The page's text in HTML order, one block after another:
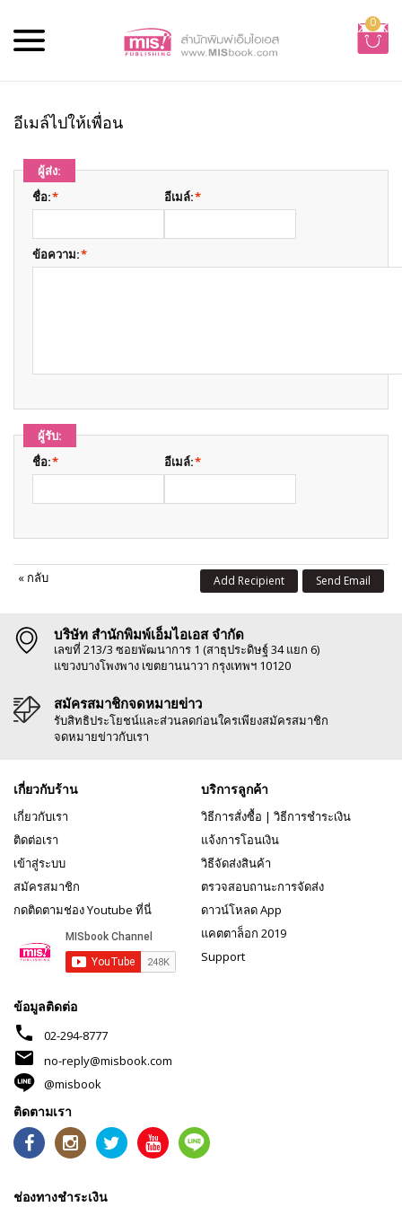
0
อีเมล์ไปให้เพื่อน
ผู้ส่ง:
*
ชื่อ: *
อีเมล์:
*
ข้อความ:
ผู้รับ:
*
ชื่อ: *
อีเมล์:
« กลับ Send Email
Add Recipient
บริษัท สำนักพิมพ์เอ็มไอเอส จำกัด
เลขที่ 213/3 ซอยพัฒนาการ 1 (สาธุประดิษฐ์ 34 แยก 6)
แขวงบางโพงพาง เขตยานนาวา กรุงเทพฯ 10120
สมัครสมาชิกจดหมายข่าว
รับสิทธิประโยชน์และส่วนลดก่อนใครเพียงสมัครสมาชิก
จดหมายข่าวกับเรา
เกี่ยวกับร้าน
เกี่ยวกับเรา
ติดต่อเรา
เข้าสู่ระบบ
สมัครสมาชิก
กดติดตามช่อง Youtube ที่นี่
บริการลูกค้า
วิธีการสั่งซื้อ | วิธีการชำระเงิน
แจ้งการโอนเงิน
วิธีจัดส่งสินค้า
ตรวจสอบถานะการจัดส่ง
ดาวน์โหลด App
แคตตาล็อก 2019
Support
ข้อมูลติดต่อ
phone 02-294-8777
mail
no-reply@misbook.com
@misbook
ติดตามเรา
ช่องทางชำระเงิน